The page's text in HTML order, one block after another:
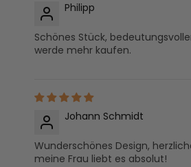
Philipp
Schönes Stück,
werde mehr kaufen.
Johann Schmidt
Wunderschönes Design,
meine Frau liebt es absolut!